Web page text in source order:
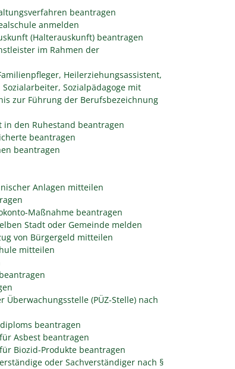
beantragen
anmelden
(Halterauskunft) beantragen
im Rahmen der
Heilerziehungsassistent,
Sozialpädagoge mit
zur Führung der Berufsbezeichnung
den Ruhestand beantragen
beantragen
beantragen
Anlagen mitteilen
Maßnahme beantragen
Stadt oder Gemeinde melden
von Bürgergeld mitteilen
mitteilen
(PÜZ-Stelle) nach
beantragen
Asbest beantragen
Biozid-Produkte beantragen
oder Sachverständiger nach §